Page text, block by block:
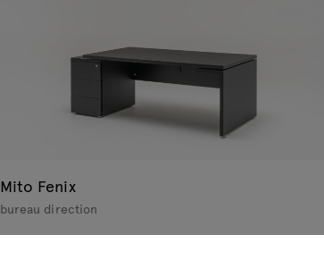
Mito Fenix
bureau direction